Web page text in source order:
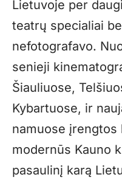
Lietuvoje per
teatrų specialiai
nefotografavo.
senieji
Šiauliuose,
Kybartuose, ir
namuose įrengtos
modernūs Kauno
pasaulinį karą